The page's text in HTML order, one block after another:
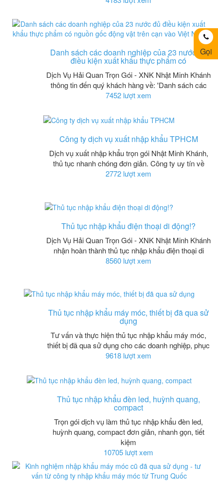
Danh sách các doanh nghiệp của 23 nước đủ
điều kiện xuất khẩu thực phẩm có
Dịch Vụ Hải Quan Trọn Gói - XNK Nhật Minh Khánh
thông tin đến quý khách hàng về: 'Danh sách các
7452 lượt xem
Công ty dịch vụ xuất nhập khẩu TPHCM
Dịch vụ xuất nhập khẩu trọn gói Nhật Minh Khánh,
thủ tục nhanh chóng đơn giản. Công ty uy tín về
2772 lượt xem
Thủ tục nhập khẩu điện thoại di động!?
Dịch Vụ Hải Quan Trọn Gói - XNK Nhật Minh Khánh
nhận hoàn thành thủ tục nhập khẩu điện thoại di
8560 lượt xem
Thủ tục nhập khẩu máy móc, thiết bị đã qua sử
dụng
Tư vấn và thực hiện thủ tục nhập khẩu máy móc,
thiết bị đã qua sử dụng cho các doanh nghiệp, phục
9618 lượt xem
Thủ tục nhập khẩu đèn led, huỳnh quang,
compact
Trọn gói dịch vụ làm thủ tục nhập khẩu đèn led,
huỳnh quang, compact đơn giản, nhanh gọn, tiết
kiệm
10705 lượt xem
Gọi